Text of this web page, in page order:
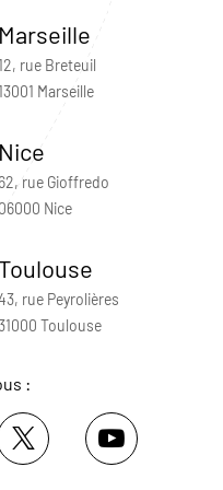
Marseille
rue Breteuil
Marseille
Nice
62, rue Gioffredo
06000 Nice
Toulouse
rue Peyrolières
Toulouse
: